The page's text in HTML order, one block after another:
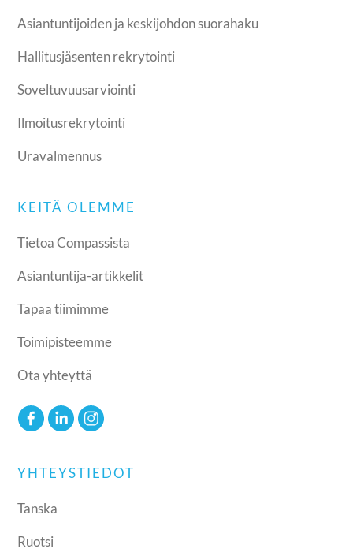
Asiantuntijoiden ja keskijohdon suorahaku
Hallitusjäsenten rekrytointi
Soveltuvuusarviointi
Ilmoitusrekrytointi
Uravalmennus
KEITÄ OLEMME
Tietoa Compassista
Asiantuntija-artikkelit
Tapaa tiimimme
Toimipisteemme
Ota yhteyttä
YHTEYSTIEDOT
Tanska
Ruotsi